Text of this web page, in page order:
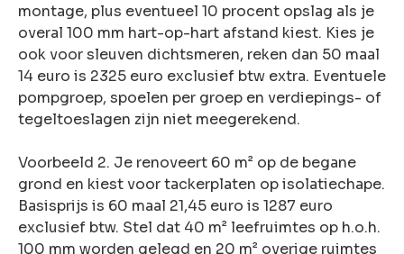
montage, plus eventueel 10 procent opslag als je
overal 100 mm hart-op-hart afstand kiest. Kies je
ook voor sleuven dichtsmeren, reken dan 50 maal
14 euro is 2325 euro exclusief btw extra. Eventuele
pompgroep, spoelen per groep en verdiepings- of
tegeltoeslagen zijn niet meegerekend.
Voorbeeld 2. Je renoveert 60 m² op de begane
grond en kiest voor tackerplaten op isolatiechape.
Basisprijs is 60 maal 21,45 euro is 1287 euro
exclusief btw. Stel dat 40 m² leefruimtes op h.o.h.
100 mm worden gelegd en 20 m² overige ruimtes